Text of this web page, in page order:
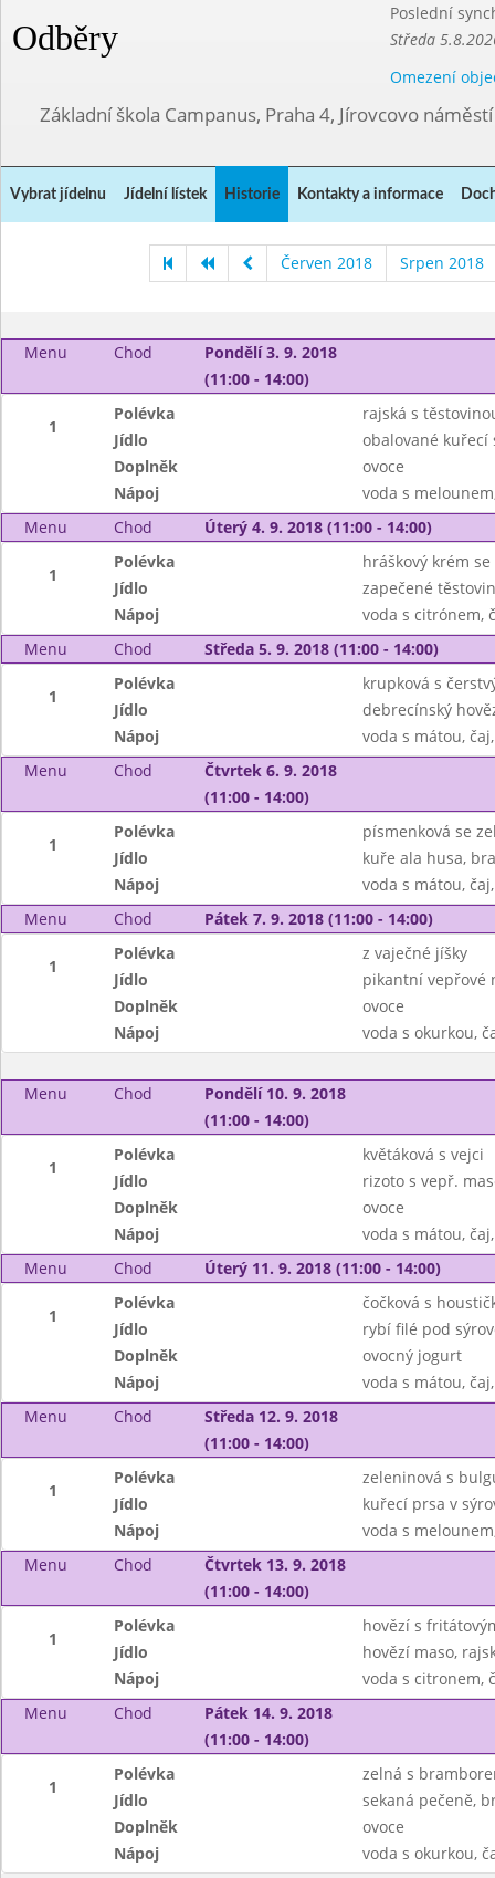
Odběry
Poslední
Středa
Omezení
Základní škola Campanus, Praha 4, Jírovcovo
Vybrat jídelnu Jídelní lístek Historie Kontakty a informace
Červen 2018 Srpen 2018
Menu Chod
Pondělí 3. 9. 2018
(11:00 - 14:00)
1
Polévka
rajská s
Jídlo
obalované kuřecí
Doplněk
ovoce
Nápoj
voda s
Menu
Chod Úterý 4. 9. 2018 (11:00 - 14:00)
1
Polévka
hráškový krém
Jídlo
zapečené
Nápoj
voda s citrónem,
Menu
Chod Středa 5. 9. 2018 (11:00 - 14:00)
1
Polévka
krupková s
Jídlo
debrecínský
Nápoj
voda s mátou,
Menu
Chod
Čtvrtek 6. 9. 2018
(11:00 - 14:00)
1
Polévka
písmenková se
Jídlo
kuře ala husa,
Nápoj
voda s mátou,
Menu
Chod Pátek 7. 9. 2018 (11:00 - 14:00)
1
Polévka
z vaječné jíšky
Jídlo
pikantní vepřové
Doplněk
ovoce
Nápoj
voda s okurkou,
Menu Chod
Pondělí 10. 9. 2018
(11:00 - 14:00)
1
Polévka
květáková s vejci
Jídlo
rizoto s vepř.
Doplněk
ovoce
Nápoj
voda s mátou,
Menu
Chod Úterý 11. 9. 2018 (11:00 - 14:00)
1
Polévka
čočková s
Jídlo
rybí filé pod
Doplněk
ovocný jogurt
Nápoj
voda s mátou,
Menu
Chod
Středa 12. 9. 2018
(11:00 - 14:00)
1
Polévka
zeleninová s
Jídlo
kuřecí prsa v
Nápoj
voda s
Menu
Chod
Čtvrtek 13. 9. 2018
(11:00 - 14:00)
1
Polévka
hovězí s
Jídlo
hovězí maso,
Nápoj
voda s citronem,
Menu
Chod
Pátek 14. 9. 2018
(11:00 - 14:00)
1
Polévka
zelná s
Jídlo
sekaná pečeně,
Doplněk
ovoce
Nápoj
voda s okurkou,